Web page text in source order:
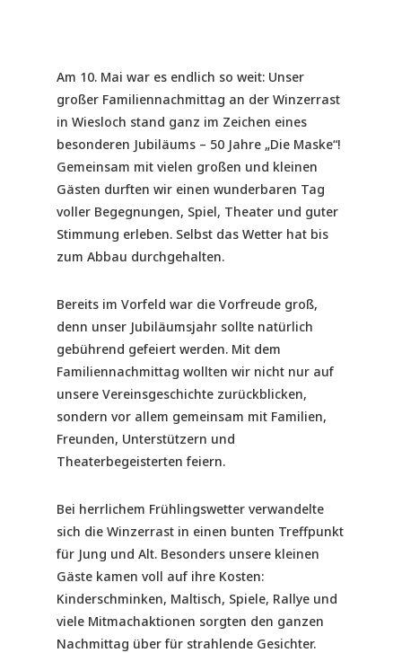
Am 10. Mai war es endlich so weit: Unser
großer Familiennachmittag an der Winzerrast
in Wiesloch stand ganz im Zeichen eines
besonderen Jubiläums – 50 Jahre „Die Maske“!
Gemeinsam mit vielen großen und kleinen
Gästen durften wir einen wunderbaren Tag
voller Begegnungen, Spiel, Theater und guter
Stimmung erleben. Selbst das Wetter hat bis
zum Abbau durchgehalten.
Bereits im Vorfeld war die Vorfreude groß,
denn unser Jubiläumsjahr sollte natürlich
gebührend gefeiert werden. Mit dem
Familiennachmittag wollten wir nicht nur auf
unsere Vereinsgeschichte zurückblicken,
sondern vor allem gemeinsam mit Familien,
Freunden, Unterstützern und
Theaterbegeisterten feiern.
Bei herrlichem Frühlingswetter verwandelte
sich die Winzerrast in einen bunten Treffpunkt
für Jung und Alt. Besonders unsere kleinen
Gäste kamen voll auf ihre Kosten:
Kinderschminken, Maltisch, Spiele, Rallye und
viele Mitmachaktionen sorgten den ganzen
Nachmittag über für strahlende Gesichter.